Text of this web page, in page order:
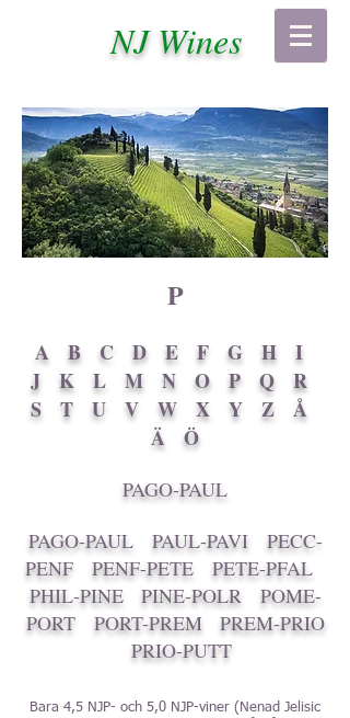
NJ Wines
P
A B C D E F G H
I
J
K L M N O P Q
R
S
T U V W X Y Z
Å
Ä
Ö
PAGO-PAUL
PAGO-PAUL
PAUL-PAVI
PECC-
PENF
PENF-PETE
PETE-PFAL
PHIL-PINE
PINE-POLR
POME-
PORT
PORT-PREM
PREM-PRIO
PRIO-PUTT
Bara 4,5 NJP- och 5,0 NJP-viner (Nenad Jelisic